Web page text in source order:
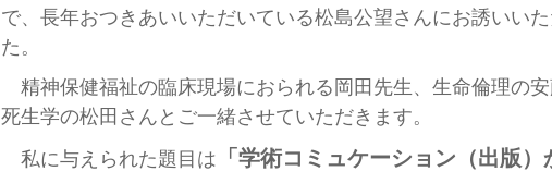
で、長年おつきあいいただいている松島公望さんにお誘いい
た。
精神保健福祉の臨床現場におられる岡田先生、生命倫理の安
死生学の松田さんとご一緒させていただきます。
私に与えられた題目は 「学術コミュケーション（出版）